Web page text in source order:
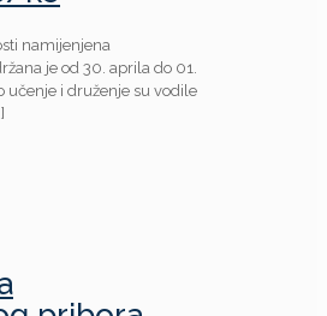
namijenjena
je od 30. aprila do 01.
učenje i druženje su vodile